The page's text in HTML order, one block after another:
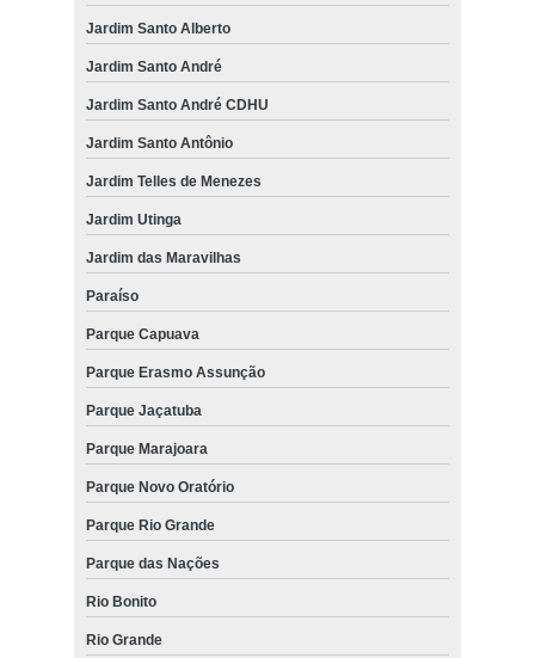
Jardim Santo Alberto
Jardim Santo André
Jardim Santo André CDHU
Jardim Santo Antônio
Jardim Telles de Menezes
Jardim Utinga
Jardim das Maravilhas
Paraíso
Parque Capuava
Parque Erasmo Assunção
Parque Jaçatuba
Parque Marajoara
Parque Novo Oratório
Parque Rio Grande
Parque das Nações
Rio Bonito
Rio Grande